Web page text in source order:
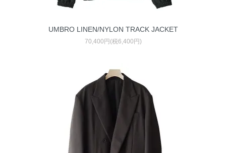
UMBRO LINEN/NYLON TRACK JACKET
70,400円(税6,400円)